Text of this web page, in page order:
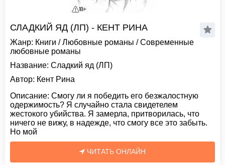
СЛАДКИЙ ЯД (ЛП) - КЕНТ РИНА
Жанр: Книги /Любовные романы /Современные
любовные романы
Название: Сладкий яд (ЛП)
Автор: Кент Рина
Описание: Смогу ли я победить его безжалостную
одержимость? Я случайно стала свидетелем
жестокого убийства. Я замерла, притворилась, что
ничего не вижу, в надежде, что смогу все это забыть.
Но мой
ЧИТАТЬ ОНЛАЙН